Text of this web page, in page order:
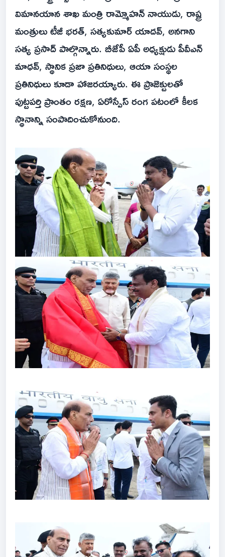
విమానయాన శాఖ మంత్రి రామ్మోహన్ నాయుడు, రాష్ట్ర
మంత్రులు టీజీ భరత్, సత్యకుమార్ యాదవ్, అనగాని
సత్య ప్రసాద్ పాల్గొన్నారు. బీజేపీ ఏపీ అధ్యక్షుడు పీవీఎన్
మాధవ్, స్థానిక ప్రజా ప్రతినిధులు, ఆయా సంస్థల
ప్రతినిధులు కూడా హాజరయ్యారు. ఈ ప్రాజెక్టులతో
పుట్టపర్తి ప్రాంతం రక్షణ, ఏరోస్పేస్ రంగ పటంలో కీలక
స్థానాన్ని సంపాదించుకోనుంది.